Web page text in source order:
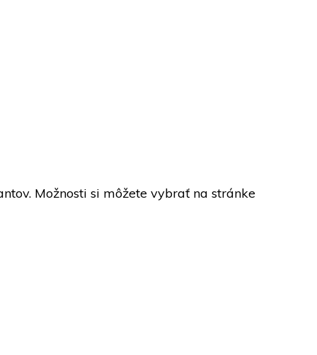
Možnosti si môžete vybrať na stránke